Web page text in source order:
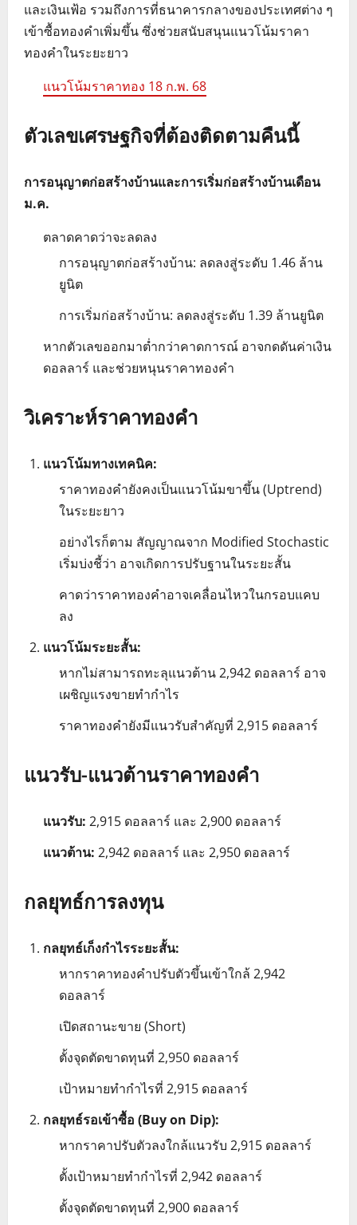
และเงินเฟ้อ รวมถึงการที่ธนาคารกลางของประเทศต่าง ๆ
เข้าซื้อทองคำเพิ่มขึ้น ซึ่งช่วยสนับสนุนแนวโน้มราคา
ทองคำในระยะยาว
แนวโน้มราคาทอง 18 ก.พ. 68
ตัวเลขเศรษฐกิจที่ต้องติดตามคืนนี้
การอนุญาตก่อสร้างบ้านและการเริ่มก่อสร้างบ้านเดือน
ม.ค.
ตลาดคาดว่าจะลดลง
การอนุญาตก่อสร้างบ้าน: ลดลงสู่ระดับ 1.46 ล้าน
ยูนิต
การเริ่มก่อสร้างบ้าน: ลดลงสู่ระดับ 1.39 ล้านยูนิต
หากตัวเลขออกมาต่ำกว่าคาดการณ์ อาจกดดันค่าเงิน
ดอลลาร์ และช่วยหนุนราคาทองคำ
วิเคราะห์ราคาทองคำ
แนวโน้มทางเทคนิค:
ราคาทองคำยังคงเป็นแนวโน้มขาขึ้น (Uptrend)
ในระยะยาว
อย่างไรก็ตาม สัญญาณจาก Modified Stochastic
เริ่มบ่งชี้ว่า อาจเกิดการปรับฐานในระยะสั้น
คาดว่าราคาทองคำอาจเคลื่อนไหวในกรอบแคบ
ลง
แนวโน้มระยะสั้น:
หากไม่สามารถทะลุแนวต้าน 2,942 ดอลลาร์ อาจ
เผชิญแรงขายทำกำไร
ราคาทองคำยังมีแนวรับสำคัญที่ 2,915 ดอลลาร์
แนวรับ-แนวต้านราคาทองคำ
แนวรับ: 2,915 ดอลลาร์ และ 2,900 ดอลลาร์
แนวต้าน: 2,942 ดอลลาร์ และ 2,950 ดอลลาร์
กลยุทธ์การลงทุน
กลยุทธ์เก็งกำไรระยะสั้น:
หากราคาทองคำปรับตัวขึ้นเข้าใกล้ 2,942
ดอลลาร์
เปิดสถานะขาย (Short)
ตั้งจุดตัดขาดทุนที่ 2,950 ดอลลาร์
เป้าหมายทำกำไรที่ 2,915 ดอลลาร์
กลยุทธ์รอเข้าซื้อ (Buy on Dip):
หากราคาปรับตัวลงใกล้แนวรับ 2,915 ดอลลาร์
ตั้งเป้าหมายทำกำไรที่ 2,942 ดอลลาร์
ตั้งจุดตัดขาดทุนที่ 2,900 ดอลลาร์